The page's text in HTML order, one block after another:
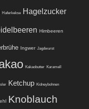
Haferkekse Hagelzucker
Himbeeren
Ingwer Jagdwurst
Kakaobutter Karamell
Ketchup Kidneybohnen
Knoblauch